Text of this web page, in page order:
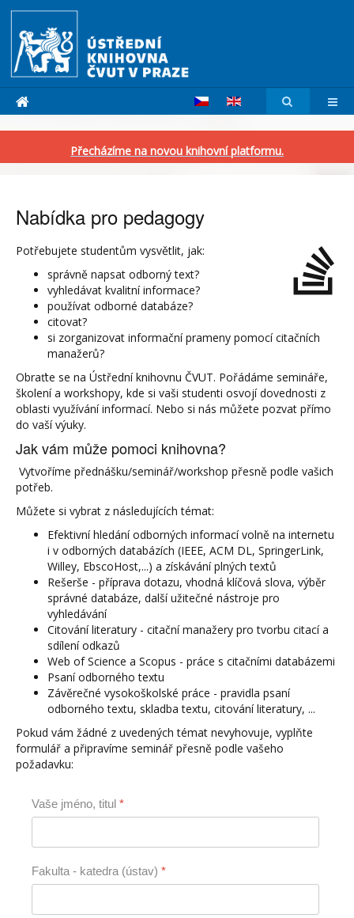
Přecházíme na novou knihovní platformu.
Nabídka pro pedagogy
Potřebujete studentům vysvětlit, jak:
správně napsat odborný text?
vyhledávat kvalitní informace?
používat odborné databáze?
citovat?
si zorganizovat informační prameny pomocí citačních
manažerů?
Obraťte se na Ústřední knihovnu ČVUT. Pořádáme semináře,
školení a workshopy, kde si vaši studenti osvojí dovednosti z
oblasti využívání informací. Nebo si nás můžete pozvat přímo
do vaší výuky.
Jak vám může pomoci knihovna?
Vytvoříme přednášku/seminář/workshop přesně podle vašich
potřeb.
Můžete si vybrat z následujících témat:
Efektivní hledání odborných informací volně na internetu
i v odborných databázích (IEEE, ACM DL, SpringerLink,
Willey, EbscoHost,...) a získávání plných textů
Rešerše - příprava dotazu, vhodná klíčová slova, výběr
správné databáze, další užitečné nástroje pro
vyhledávání
Citování literatury - citační manažery pro tvorbu citací a
sdílení odkazů
Web of Science a Scopus - práce s citačními databázemi
Psaní odborného textu
Závěrečné vysokoškolské práce - pravidla psaní
odborného textu, skladba textu, citování literatury, ...
Pokud vám žádné z uvedených témat nevyhovuje, vyplňte
formulář a připravíme seminář přesně podle vašeho
požadavku:
Vaše jméno, titul *
Fakulta - katedra (ústav) *